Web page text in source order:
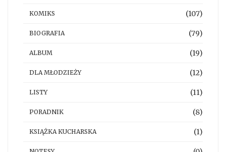
KOMIKS (107)
BIOGRAFIA (79)
ALBUM (19)
DLA MŁODZIEŻY (12)
LISTY (11)
PORADNIK (8)
KSIĄŻKA KUCHARSKA (1)